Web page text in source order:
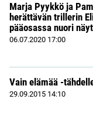
Marja Pyykkö ja
herättävän trillerin
pääosassa nuori
06.07.2020 17:00
Vain elämää -
29.09.2015 14:10